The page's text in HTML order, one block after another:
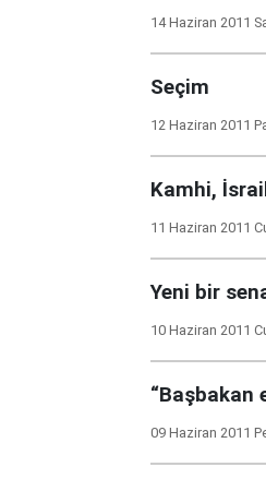
14 Haziran 2011
Seçim
12 Haziran 2011
Kamhi,
11 Haziran 2011
Yeni bir
10 Haziran 2011
“Başbakan
09 Haziran 2011